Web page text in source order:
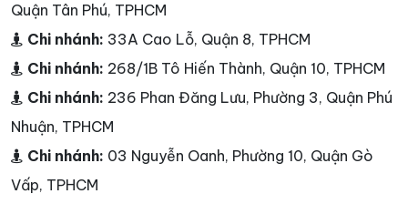
Quận Tân Phú, TPHCM
Chi nhánh: 33A Cao Lỗ, Quận 8, TPHCM
Chi nhánh: 268/1B Tô Hiến Thành, Quận 10, TPHCM
Chi nhánh: 236 Phan Đăng Lưu, Phường 3, Quận Phú
Nhuận, TPHCM
Chi nhánh: 03 Nguyễn Oanh, Phường 10, Quận Gò
Vấp, TPHCM